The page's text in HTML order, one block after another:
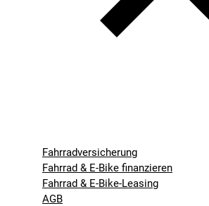
Fahrradversicherung
Fahrrad & E-Bike finanzieren
Fahrrad & E-Bike-Leasing
AGB